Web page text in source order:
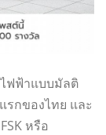
ฟฟ้าแบบมัลติ
รกของไทย และ
หรือ